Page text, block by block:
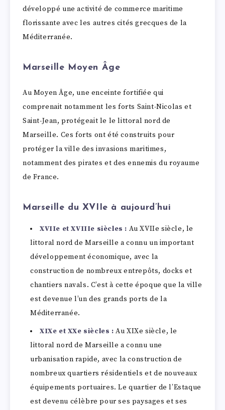
développé une activité de commerce maritime
florissante avec les autres cités grecques de la
Méditerranée.
Marseille Moyen Âge
Au Moyen Âge, une enceinte fortifiée qui
comprenait notamment les forts Saint-Nicolas et
Saint-Jean, protégeait le le littoral nord de
Marseille. Ces forts ont été construits pour
protéger la ville des invasions maritimes,
notamment des pirates et des ennemis du royaume
de France.
Marseille du XVIIe à aujourd’hui
XVIIe et XVIIIe siècles : Au XVIIe siècle, le
littoral nord de Marseille a connu un important
développement économique, avec la
construction de nombreux entrepôts, docks et
chantiers navals. C’est à cette époque que la ville
est devenue l’un des grands ports de la
Méditerranée.
XIXe et XXe siècles :Au XIXe siècle, le
littoral nord de Marseille a connu une
urbanisation rapide, avec la construction de
nombreux quartiers résidentiels et de nouveaux
équipements portuaires. Le quartier de l’Estaque
est devenu célèbre pour ses paysages et ses